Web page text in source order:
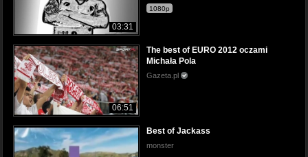
03:31
1080p
06:51
The best of EURO 2012 oczami
Michała Pola
Gazeta.pl
Best of Jackass
monster